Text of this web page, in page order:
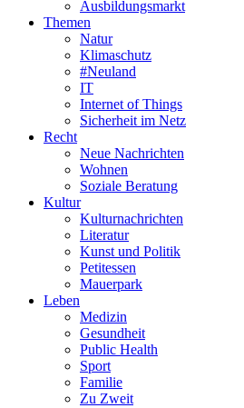
Ausbildungsmarkt
Themen
Natur
Klimaschutz
#Neuland
IT
Internet of Things
Sicherheit im Netz
Recht
Neue Nachrichten
Wohnen
Soziale Beratung
Kultur
Kulturnachrichten
Literatur
Kunst und Politik
Petitessen
Mauerpark
Leben
Medizin
Gesundheit
Public Health
Sport
Familie
Zu Zweit